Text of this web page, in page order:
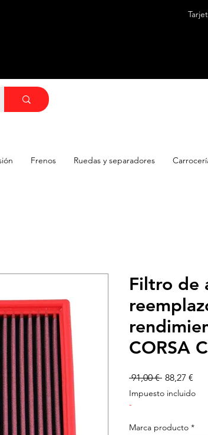
Frenos Ruedas y separadores
Filtro de
CORSA C
91,00 € Precio
88,27 €
Impuesto incluido
-
Marca producto *